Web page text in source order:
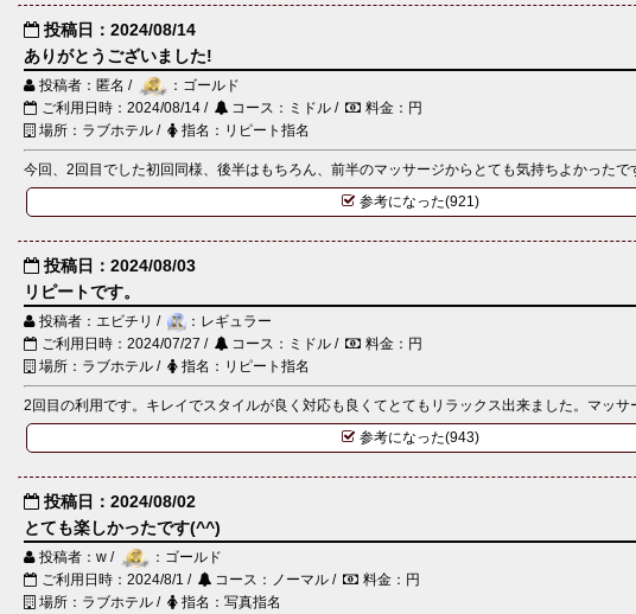
投稿日：2024/08/14
ありがとうございました!
投稿者：匿名 /
：ゴールド
ご利用日時：2024/08/14 /
コース：ミドル /
料金：円
場所：ラブホテル /
指名：リピート指名
今回、2回目でした初回同様、後半はもちろん、前半のマッサージからとても気持ちよかったで
参考になった(921)
投稿日：2024/08/03
リピートです。
投稿者：エビチリ /
：レギュラー
ご利用日時：2024/07/27 /
コース：ミドル /
料金：円
場所：ラブホテル /
指名：リピート指名
2回目の利用です。キレイでスタイルが良く対応も良くてとてもリラックス出来ました。マッサ
参考になった(943)
投稿日：2024/08/02
とても楽しかったです(^^)
投稿者：w /
：ゴールド
ご利用日時：2024/8/1 /
コース：ノーマル /
料金：円
場所：ラブホテル /
指名：写真指名